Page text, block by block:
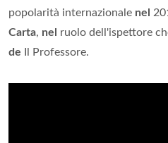
popolarità internazionale nel
Carta, nel
ruolo dell'ispettore
de Il Professore.